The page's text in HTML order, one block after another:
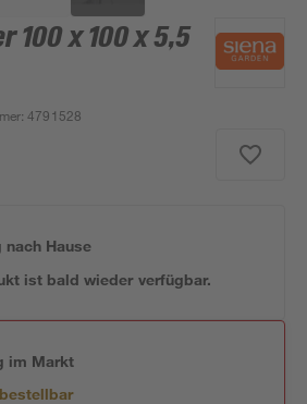
100 x 100 x 5,5
:4791528
nach Hause
ist bald wieder verfügbar.
im Markt